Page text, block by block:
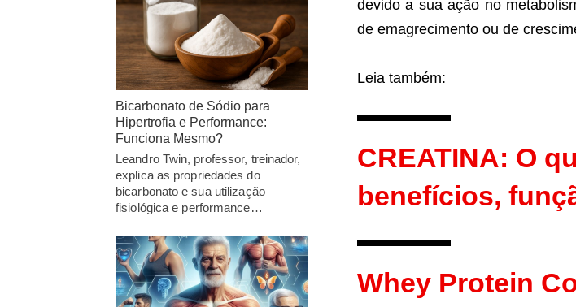
devido a sua ação no
de emagrecimento ou de
Leia também:
CREATINA: O
benefícios,
Whey Protein
Bicarbonato de Sódio para
Hipertrofia e Performance:
Funciona Mesmo?
Leandro Twin, professor, treinador,
explica as propriedades do
bicarbonato e sua utilização
fisiológica e performance…